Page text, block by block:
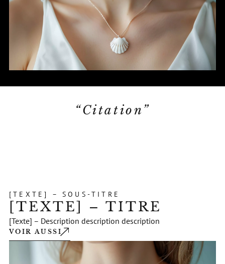
“Citation”
[TEXTE] – SOUS-TITRE
[TEXTE] – TITRE
[Texte] – Description description description
VOIR AUSSI